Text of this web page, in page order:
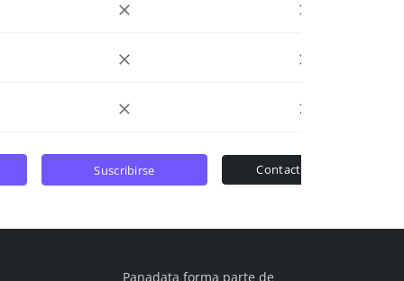
suscribirse contactar ventas
Panadata forma parte de